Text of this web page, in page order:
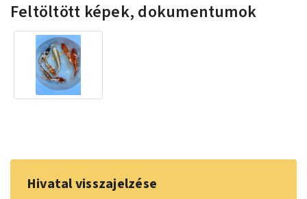
Feltöltött képek, dokumentumok
Hivatal visszajelzése